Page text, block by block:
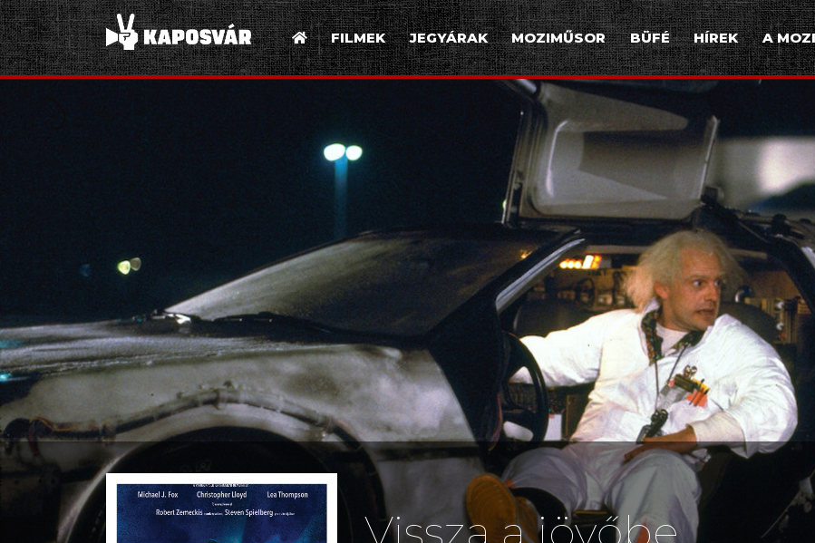
FILMEK JEGYÁRAK MOZIMŰSOR BÜFÉ HÍREK A MOZI
Vissza a jövőbe